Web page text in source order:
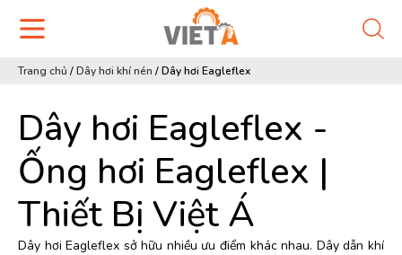
Trang chủ /Dây hơi khí nén /Dây hơi Eagleflex
Dây hơi Eagleflex -
Ống hơi Eagleflex |
Thiết Bị Việt Á
Dây hơi Eagleflex sở hữu nhiều ưu điểm khác nhau. Dây dẫn khí